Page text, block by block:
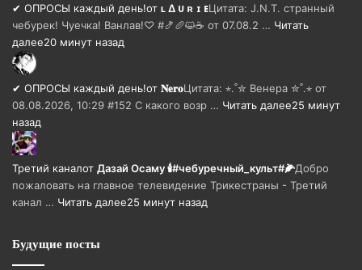
✔ ОПРОСЫ каждый день!от ʟ ∆ ᴜ ʀ ɪ ᴇЦитата: J.N.T. странный
чебурек! Чуечка! Ванлав!♡ #🍤🥖😺☕ от 07.08.2 … Читать
далее20 минут назад
✔ ОПРОСЫ каждый день!от 𝐍𝐞𝐫𝐨Цитата: ⋆.˚✮ Венера ✮˚.⋆ от
08.08.2026, 10:29 #152 С какого возр … Читать далее25 минут
назад
Третий каналот Дазай Осаму 🕯#чебуречный_культ#🌽Добро
пожаловать на главное телевидение Трикестраны - Третий
канал … Читать далее25 минут назад
Будущие посты